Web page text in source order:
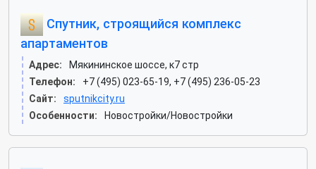
Спутник, строящийся комплекс
апартаментов
Адрес:
Мякининское шоссе, к7 стр
Телефон:
+7 (495) 023-65-19, +7 (495) 236-05-23
Сайт:
sputnikcity.ru
Особенности:
Новостройки/Новостройки